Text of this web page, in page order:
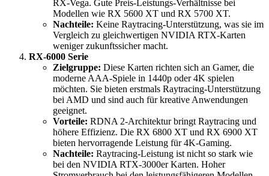
RX-Vega. Gute Preis-Leistungs-Verhältnisse bei
Modellen wie RX 5600 XT und RX 5700 XT.
Nachteile: Keine Raytracing-Unterstützung, was sie im
Vergleich zu gleichwertigen NVIDIA RTX-Karten
weniger zukunftssicher macht.
RX-6000 Serie
Zielgruppe: Diese Karten richten sich an Gamer, die
moderne AAA-Spiele in 1440p oder 4K spielen
möchten. Sie bieten erstmals Raytracing-Unterstützung
bei AMD und sind auch für kreative Anwendungen
geeignet.
Vorteile: RDNA 2-Architektur bringt Raytracing und
höhere Effizienz. Die RX 6800 XT und RX 6900 XT
bieten hervorragende Leistung für 4K-Gaming.
Nachteile: Raytracing-Leistung ist nicht so stark wie
bei den NVIDIA RTX-3000er Karten. Hoher